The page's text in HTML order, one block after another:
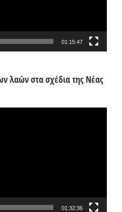
01:15:47
λαών στα σχέδια της Νέας
01:32:36